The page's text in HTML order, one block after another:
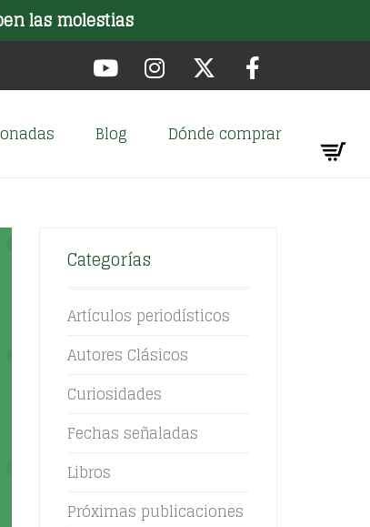
las molestias
Blog Dónde comprar
Categorías
Artículos periodísticos
Autores Clásicos
Curiosidades
Fechas señaladas
Libros
Próximas publicaciones